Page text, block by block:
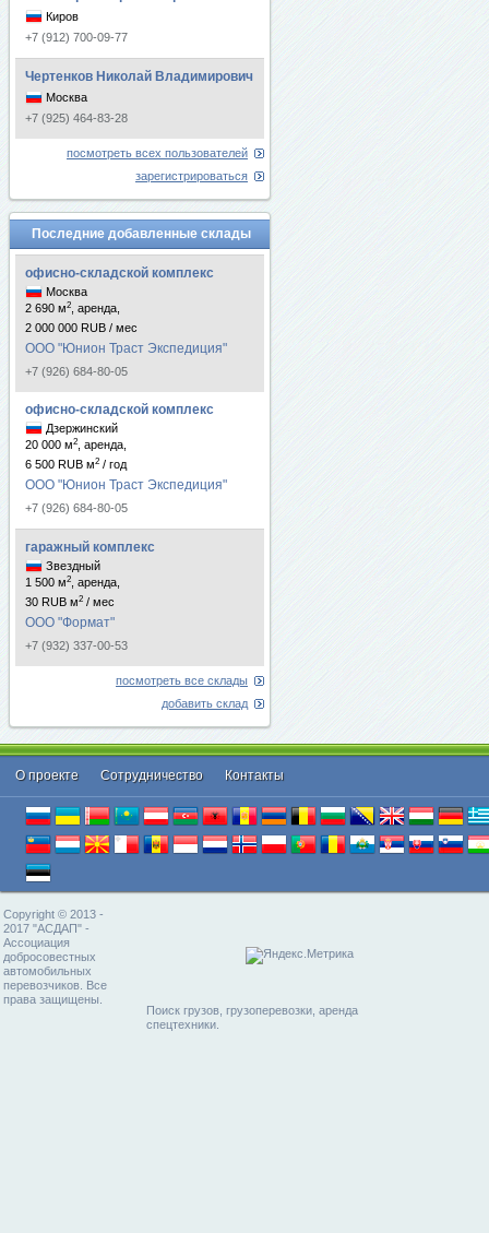
Киров
+7 (912) 700-09-77
Чертенков Николай Владимирович
Москва
+7 (925) 464-83-28
посмотреть всех пользователей
зарегистрироваться
Последние добавленные склады
офисно-складской комплекс
Москва
2 690 м2
, аренда,
2 000 000 RUB / мес
ООО "Юнион Траст Экспедиция"
+7 (926) 684-80-05
офисно-складской комплекс
Дзержинский
20 000 м2
, аренда,
6 500 RUB м2 / год
ООО "Юнион Траст Экспедиция"
+7 (926) 684-80-05
гаражный комплекс
Звездный
1 500 м2
, аренда,
30 RUB м2 / мес
ООО "Формат"
+7 (932) 337-00-53
посмотреть все склады
добавить склад
О проекте Cотрудничество Контакты
Copyright © 2013 -
2017 "АСДАП" -
Ассоциация
добросовестных
автомобильных
перевозчиков. Все
права защищены.
Поиск грузов, грузоперевозки, аренда
спецтехники.